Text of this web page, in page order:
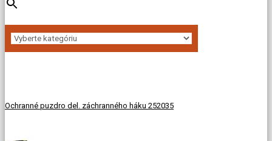
Ochranné puzdro del. záchranného háku 252035